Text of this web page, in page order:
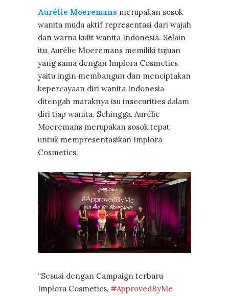
Aurélie Moeremans merupakan sosok
wanita muda aktif representasi dari wajah
dan warna kulit wanita Indonesia. Selain
itu, Aurélie Moeremans memiliki tujuan
yang sama dengan Implora Cosmetics
yaitu ingin membangun dan menciptakan
kepercayaan diri wanita Indonesia
ditengah maraknya isu insecurities dalam
diri tiap wanita. Sehingga, Aurélie
Moeremans merupakan sosok tepat
untuk mempresentasikan Implora
Cosmetics.
“Sesuai dengan Campaign terbaru
Implora Cosmetics, #ApprovedByMe